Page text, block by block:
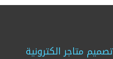
تصميم متاجر الكترونية